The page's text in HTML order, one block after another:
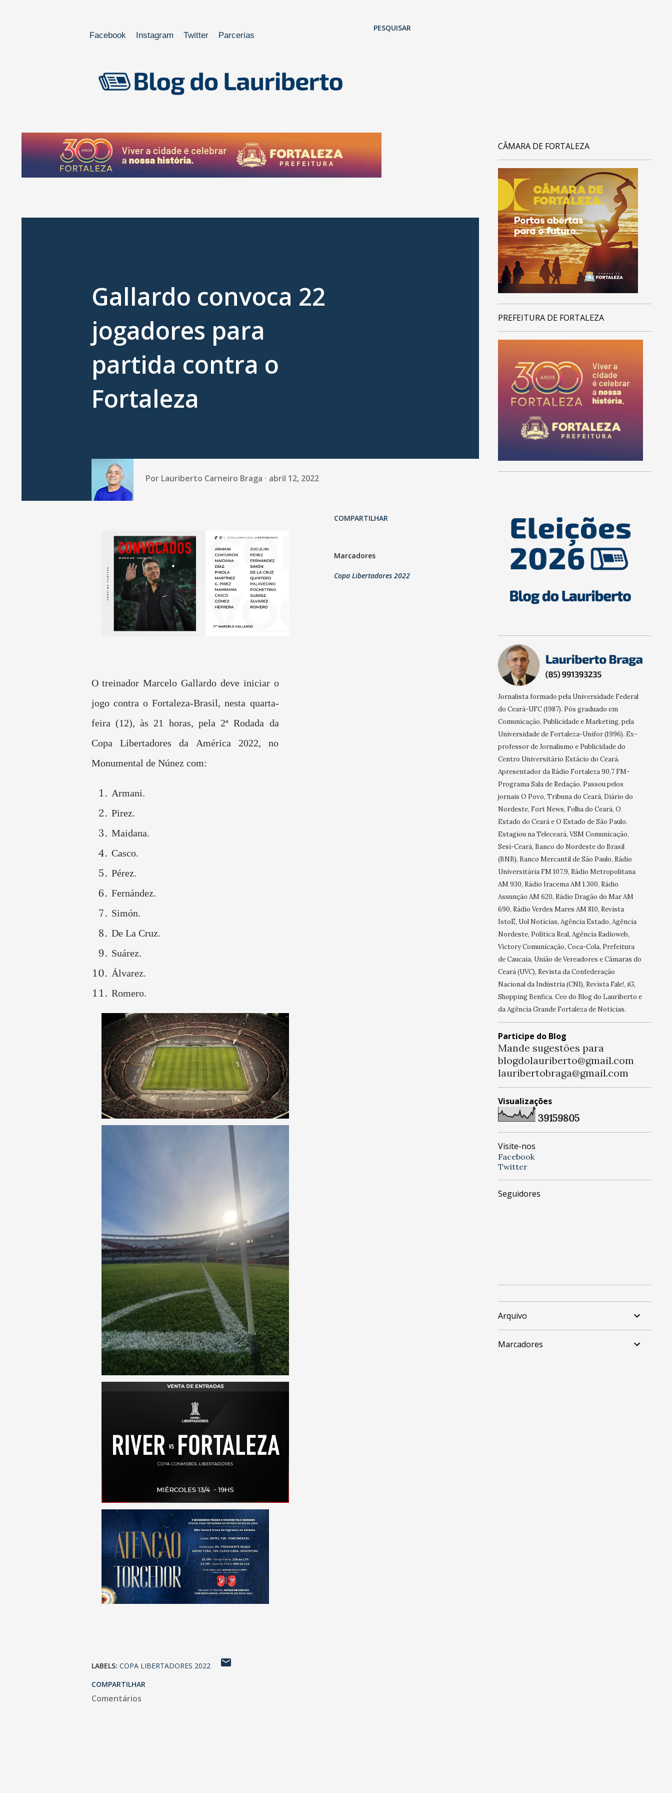
Facebook Instagram Twitter Parcerias
PESQUISAR
Gallardo convoca 22
jogadores para
partida contra o
Fortaleza
Por Lauriberto Carneiro Braga abril 12, 2022
O treinador Marcelo Gallardo deve iniciar o
jogo contra o Fortaleza-Brasil, nesta quarta-
feira (12), às 21 horas, pela 2ª Rodada da
Copa Libertadores da América 2022, no
Monumental de Núnez com:
Armani.
Pirez.
Maidana.
Casco.
Pérez.
Fernández.
Simón.
De La Cruz.
Suárez.
Álvarez.
Romero.
COMPARTILHAR
Marcadores
Copa Libertadores 2022
LABELS: COPA LIBERTADORES 2022
COMPARTILHAR
Comentários
CÂMARA DE FORTALEZA
PREFEITURA DE FORTALEZA
Jornalista formado pela Universidade Federal
do Ceará-UFC (1987). Pós graduado em
Comunicação, Publicidade e Marketing, pela
Universidade de Fortaleza-Unifor (1996). Ex-
professor de Jornalismo e Publicidade do
Centro Universitário Estácio do Ceará.
Apresentador da Rádio Fortaleza 90,7 FM-
Programa Sala de Redação. Passou pelos
jornais O Povo, Tribuna do Ceará, Diário do
Nordeste, Fort News, Folha do Ceará, O
Estado do Ceará e O Estado de São Paulo.
Estagiou na Teleceará, VSM Comunicação,
Sesi-Ceará, Banco do Nordeste do Brasil
(BNB), Banco Mercantil de São Paulo, Rádio
Universitária FM 107.9, Rádio Metropolitana
AM 930, Rádio Iracema AM 1.300, Rádio
Assunção AM 620, Rádio Dragão do Mar AM
690, Rádio Verdes Mares AM 810, Revista
IstoÉ, Uol Notícias, Agência Estado, Agência
Nordeste, Política Real, Agência Radioweb,
Victory Comunicação, Coca-Cola, Prefeitura
de Caucaia, União de Vereadores e Câmaras do
Ceará (UVC), Revista da Confederação
Nacional da Indústria (CNI), Revista Fale!, iG,
Shopping Benfica. Ceo do Blog do Lauriberto e
da Agência Grande Fortaleza de Notícias.
Participe do Blog
Mande sugestões para
blogdolauriberto@gmail.com
lauribertobraga@gmail.com
Visualizações
39159805
Visite-nos
Facebook
Twitter
Seguidores
Arquivo
Marcadores